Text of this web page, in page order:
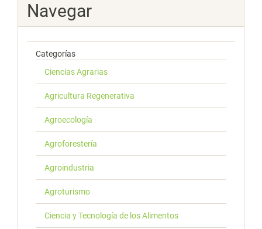
Navegar
Categorías
Ciencias Agrarias
Agricultura Regenerativa
Agroecología
Agroforestería
Agroindustria
Agroturismo
Ciencia y Tecnología de los Alimentos